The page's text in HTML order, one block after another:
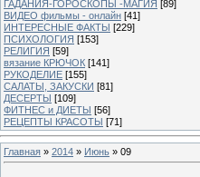
ГАДАНИЯ-ГОРОСКОПЫ -МАГИЯ [89]
ВИДЕО фильмы - онлайн [41]
ИНТЕРЕСНЫЕ ФАКТЫ [229]
ПСИХОЛОГИЯ [153]
РЕЛИГИЯ [59]
вязание КРЮЧОК [141]
РУКОДЕЛИЕ [155]
САЛАТЫ, ЗАКУСКИ [81]
ДЕСЕРТЫ [109]
ФИТНЕС и ДИЕТЫ [56]
РЕЦЕПТЫ КРАСОТЫ [71]
Главная » 2014 » Июнь » 09